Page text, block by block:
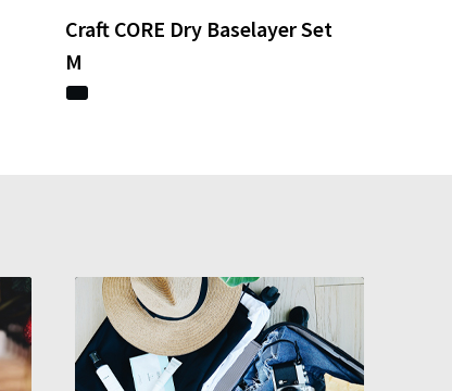
Craft CORE Dry Baselayer Set
M